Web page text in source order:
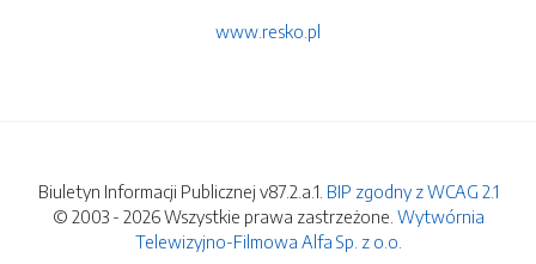
www.resko.pl
Biuletyn Informacji Publicznej v87.2.a.1. BIP zgodny z WCAG 2.1
© 2003 - 2026 Wszystkie prawa zastrzeżone. Wytwórnia
Telewizyjno-Filmowa Alfa Sp. z o.o.